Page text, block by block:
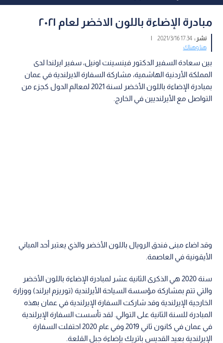
مبادرة الإضاءة باللون الاخضر لعام ٢٠٢١
نشر :17:34 2021/3/16
|
هنا وهناك
بين سعادة السفير الدكتور فينسينت اونيل، سفير ايرلندا لدى
المملكة الأردنية الهاشمية، مشاركة السفارة الايرلندية في عمان
بمبادرة الإضاءة باللون الأخضر لسنة 2021 لمعالم الدول كجزء من
التواصل مع الأيرلنديين في الخارج.
وقد اضاء مبنى فندق الرويال باللون الأخضر والذي يعتبر أحد المباني
الأيقونية في العاصمة.
سنة 2020 هي الذكرى الثانية عشر لمبادرة الإضاءة باللون الأخضر
والتي تتم بمشاركة مؤسسة السياحة الأيرلندية (توريزم ايرلند) ووزارة
الخارجية الإيرلندية وقد شاركت السفارة الإيرلندية في عمان بهذه
المبادرة للسنة الثانية على التوالي. لقد تأسست السفارة الإيرلندية
في عمان في كانون ثاني 2019 وفي عام 2020 احتفلت السفارة
الإيرلندية بعيد القديس باتريك بإضاءة جبل القلعة.